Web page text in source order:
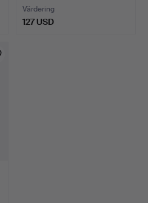
Värdering
127 USD